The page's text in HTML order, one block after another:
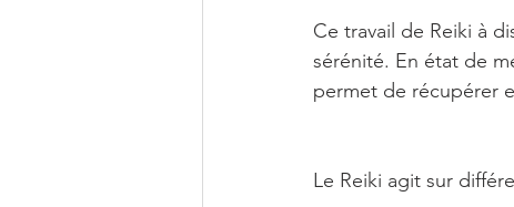
Ce travail de Reiki à
sérénité. En état de
permet de récupérer
Le Reiki agit sur